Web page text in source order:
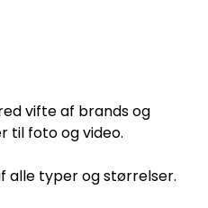
vifte af brands og
til foto og video.
alle typer og størrelser.